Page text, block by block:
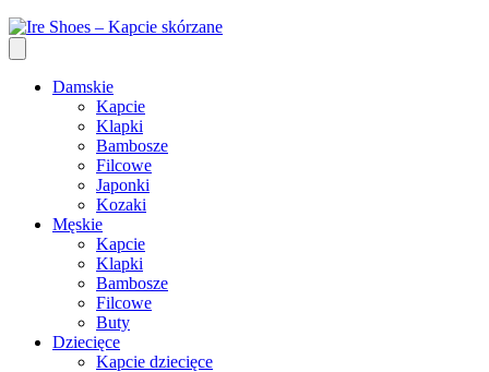
Damskie
Kapcie
Klapki
Bambosze
Filcowe
Japonki
Kozaki
Męskie
Kapcie
Klapki
Bambosze
Filcowe
Buty
Dziecięce
Kapcie dziecięce